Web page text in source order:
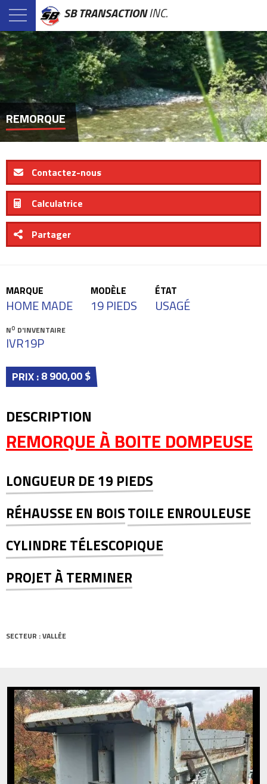
SB TRANSACTIONINC.
REMORQUE
Contactez-nous
Calculatrice
Partager
MARQUE
HOME MADE
MODÈLE
19 PIEDS
ÉTAT
USAGÉ
NO D'INVENTAIRE
IVR19P
PRIX :8 900,00 $
DESCRIPTION
REMORQUE À BOITE DOMPEUSE
LONGUEUR DE 19 PIEDS
RÉHAUSSE EN BOISTOILE ENROULEUSE
CYLINDRE TÉLESCOPIQUE
PROJET À TERMINER
SECTEUR : VALLÉE